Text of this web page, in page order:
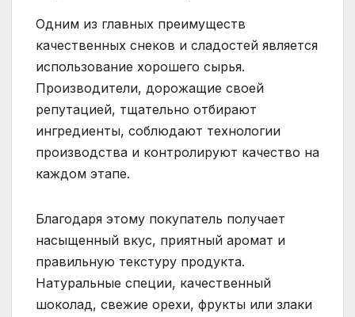
Одним из главных преимуществ
качественных снеков и сладостей является
использование хорошего сырья.
Производители, дорожащие своей
репутацией, тщательно отбирают
ингредиенты, соблюдают технологии
производства и контролируют качество на
каждом этапе.
Благодаря этому покупатель получает
насыщенный вкус, приятный аромат и
правильную текстуру продукта.
Натуральные специи, качественный
шоколад, свежие орехи, фрукты или злаки